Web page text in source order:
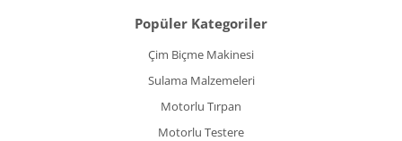
Popüler Kategoriler
Çim Biçme Makinesi
Sulama Malzemeleri
Motorlu Tırpan
Motorlu Testere